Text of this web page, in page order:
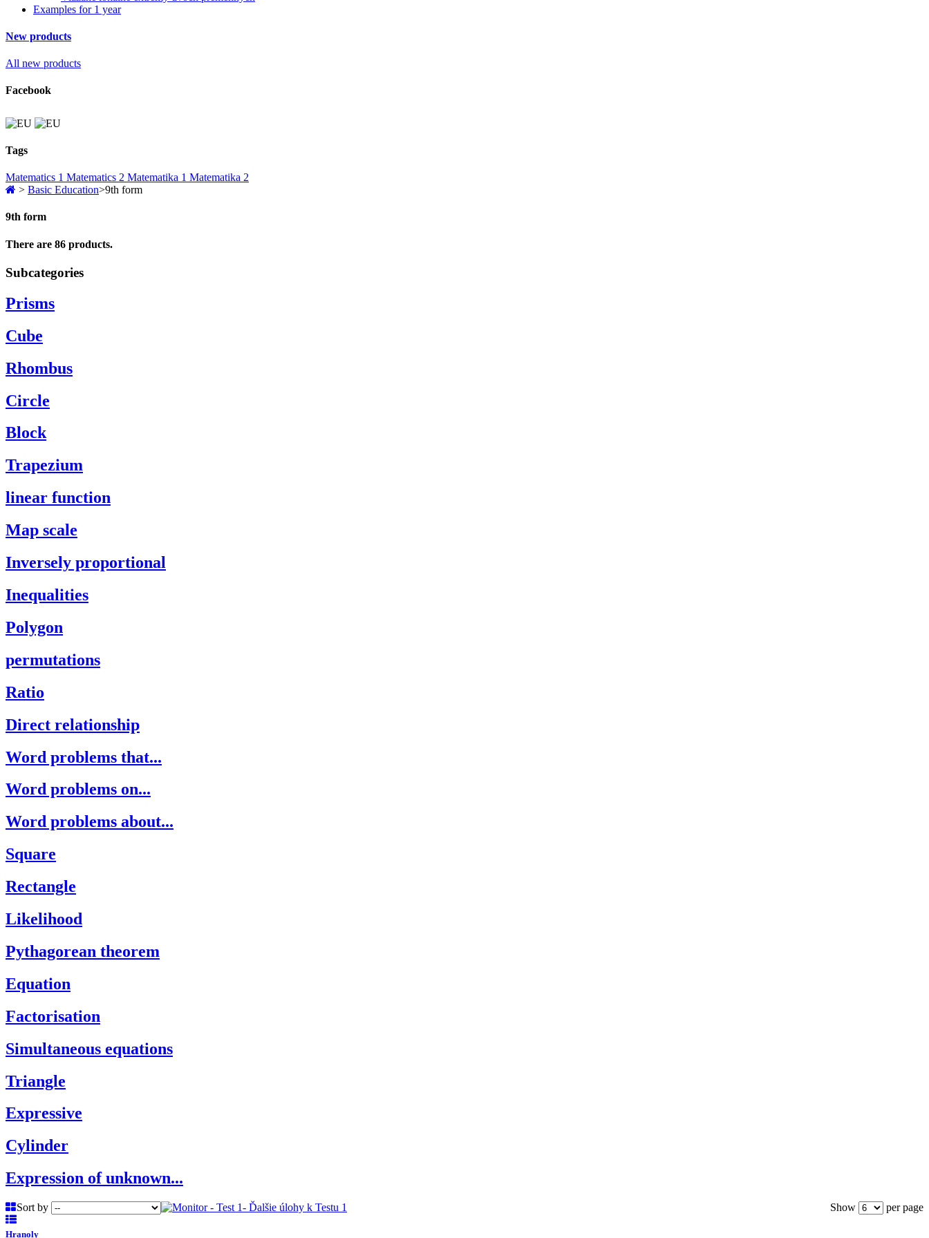
Examples for 1 year
New products
All new products
Facebook
Tags
Matematics 1 Matematics 2 Matematika 1 Matematika 2
> Basic Education>9th form
9th form
There are 86 products.
Subcategories
Prisms
Cube
Rhombus
Circle
Block
Trapezium
linear function
Map scale
Inversely proportional
Inequalities
Polygon
permutations
Ratio
Direct relationship
Word problems that...
Word problems on...
Word problems about...
Square
Rectangle
Likelihood
Pythagorean theorem
Equation
Factorisation
Simultaneous equations
Triangle
Expressive
Cylinder
Expression of unknown...
Sort by Show per page
Hranoly